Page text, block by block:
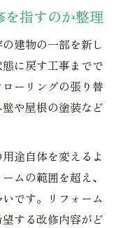
違い整理法
ムの意味を比較
ンの区別ポイン
の違いを事例
の費用観点の
を指すのか整理
建物の一部を新し
に戻す工事までで
ーリングの張り替
や屋根の塗装など
途自体を変えるよ
ムの範囲を超え、
です。リフォーム
する改修内容がど